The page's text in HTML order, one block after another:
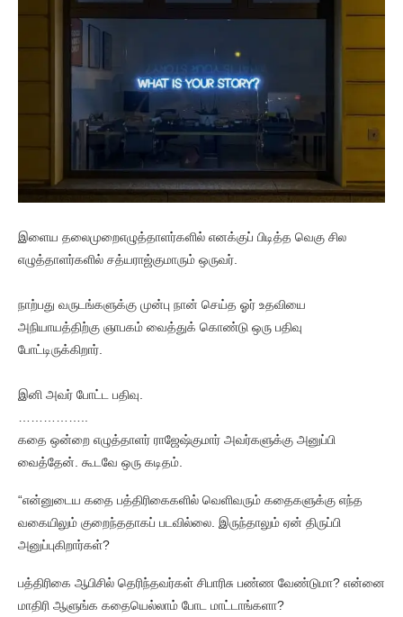
இளைய தலைமுறைஎழுத்தாளர்களில் எனக்குப் பிடித்த வெகு சில
எழுத்தாளர்களில் சத்யராஜ்குமாரும் ஒருவர்.
நாற்பது வருடங்களுக்கு முன்பு நான் செய்த ஓர் உதவியை
அநியாயத்திற்கு ஞாபகம் வைத்துக் கொண்டு ஒரு பதிவு
போட்டிருக்கிறார்.
இனி அவர் போட்ட பதிவு.
கதை ஒன்றை எழுத்தாளர் ராஜேஷ்குமார் அவர்களுக்கு அனுப்பி
வைத்தேன். கூடவே ஒரு கடிதம்.
“என்னுடைய கதை பத்திரிகைகளில் வெளிவரும் கதைகளுக்கு எந்த
வகையிலும் குறைந்ததாகப் படவில்லை. இருந்தாலும் ஏன் திருப்பி
அனுப்புகிறார்கள்?
பத்திரிகை ஆபிசில் தெரிந்தவர்கள் சிபாரிசு பண்ண வேண்டுமா? என்னை
மாதிரி ஆளுங்க கதையெல்லாம் போட மாட்டாங்களா?